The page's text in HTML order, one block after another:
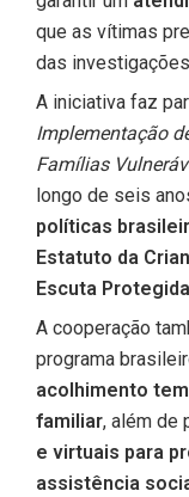
que as vítimas
das
A iniciativa faz
Implementação
Famílias
longo de seis
políticas
Estatuto da
Escuta Protegida
A cooperação
programa
acolhimento
familiar, além de
e virtuais para
assistência